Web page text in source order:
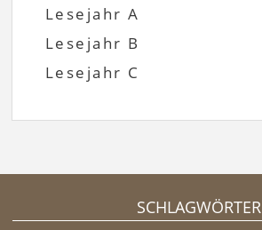
Lesejahr A
Lesejahr B
Lesejahr C
SCHLAGWÖRTER